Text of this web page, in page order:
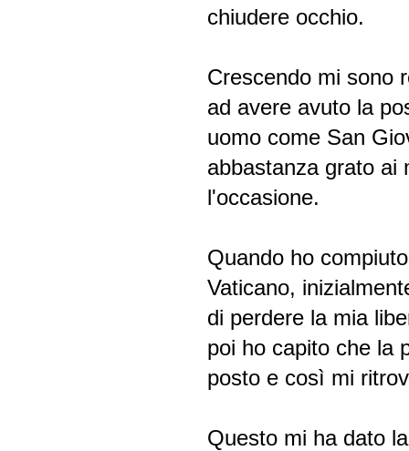
chiudere occhio.
Crescendo mi sono
ad avere avuto la
uomo come San
abbastanza grato ai
l'occasione.
Quando ho
Vaticano,
di perdere la mia
poi ho capito che la
posto e così mi
Questo mi ha dato